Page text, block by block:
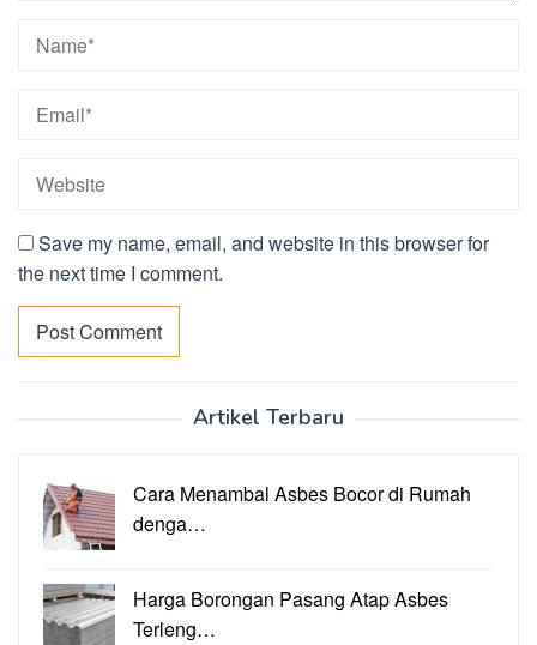
Save my name, email, and website in this browser for
the next time I comment.
Artikel Terbaru
Cara Menambal Asbes Bocor di Rumah
denga…
Harga Borongan Pasang Atap Asbes
Terleng…